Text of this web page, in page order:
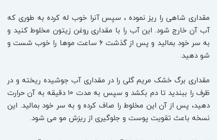
مقداری شاهی را ریز نموده ، سپس آنرا خوب له کرده به طوری که
آب آن خارج شود. این آب را با مقداری روغن زیتون مخلوط کنید و
به سر خود بمالید و پس از گذشت ۶ ساعت موها را خوب شست و
شو دهید.
مقداری برگ خشک مریم گلی را در مقداری آب جوشیده ریخته و در
ظرف را ببندید تا دم بکشد و سپس به مدت ۱۰ دقیقه به آن حرارت
دهید، پس از آن این مخلوط را صاف کرده و به سر خود بمالید. این
نسخه باعث تقویت پوست و جلوگیری از ریزش مو می شود.